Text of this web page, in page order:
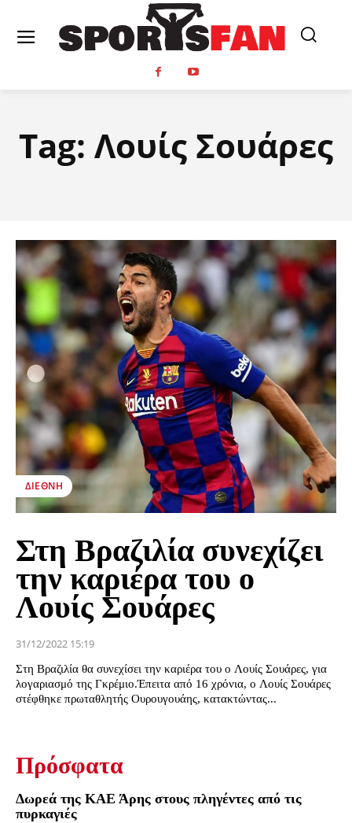
Tag: Λουίς Σουάρες
ΔΙΕΘΝΉ
Στη Βραζιλία συνεχίζει
την καριέρα του ο
Λουίς Σουάρες
31/12/2022 15:19
Στη Βραζιλία θα συνεχίσει την καριέρα του ο Λουίς Σουάρες, για
λογαριασμό της Γκρέμιο.Έπειτα από 16 χρόνια, ο Λουίς Σουάρες
στέφθηκε πρωταθλητής Ουρουγουάης, κατακτώντας...
Πρόσφατα
Δωρεά της ΚΑΕ Άρης στους πληγέντες από τις
πυρκαγιές